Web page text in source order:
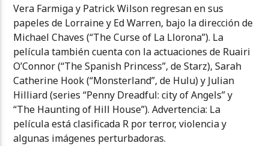
Vera Farmiga y Patrick Wilson regresan en sus
papeles de Lorraine y Ed Warren, bajo la dirección de
Michael Chaves (“The Curse of La Llorona”). La
película también cuenta con la actuaciones de Ruairi
O’Connor (“The Spanish Princess”, de Starz), Sarah
Catherine Hook (“Monsterland”, de Hulu) y Julian
Hilliard (series “Penny Dreadful: city of Angels” y
“The Haunting of Hill House”). Advertencia: La
película está clasificada R por terror, violencia y
algunas imágenes perturbadoras.